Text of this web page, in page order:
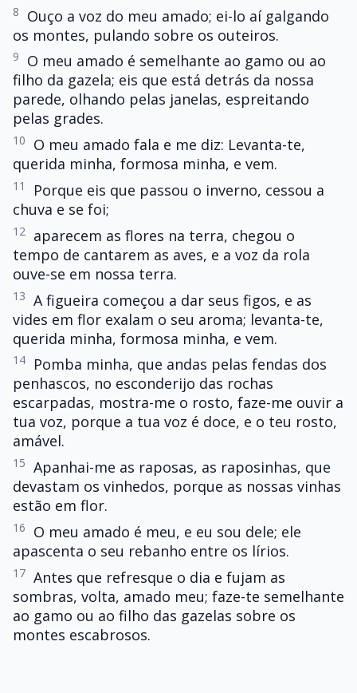
8
Ouço a voz do meu amado; ei-lo aí galgando
os montes, pulando sobre os outeiros.
9
O meu amado é semelhante ao gamo ou ao
filho da gazela; eis que está detrás da nossa
parede, olhando pelas janelas, espreitando
pelas grades.
10
O meu amado fala e me diz: Levanta-te,
querida minha, formosa minha, e vem.
11
Porque eis que passou o inverno, cessou a
chuva e se foi;
12
aparecem as flores na terra, chegou o
tempo de cantarem as aves, e a voz da rola
ouve-se em nossa terra.
13 A figueira começou a dar seus figos, e as
vides em flor exalam o seu aroma; levanta-te,
querida minha, formosa minha, e vem.
14
Pomba minha, que andas pelas fendas dos
penhascos, no esconderijo das rochas
escarpadas, mostra-me o rosto, faze-me ouvir a
tua voz, porque a tua voz é doce, e o teu rosto,
amável.
15 Apanhai-me as raposas, as raposinhas, que
devastam os vinhedos, porque as nossas vinhas
estão em flor.
16
O meu amado é meu, e eu sou dele; ele
apascenta o seu rebanho entre os lírios.
17 Antes que refresque o dia e fujam as
sombras, volta, amado meu; faze-te semelhante
ao gamo ou ao filho das gazelas sobre os
montes escabrosos.